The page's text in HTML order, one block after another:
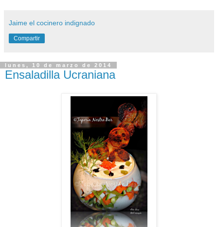
Jaime el cocinero indignado
Compartir
lunes, 10 de marzo de 2014
Ensaladilla Ucraniana